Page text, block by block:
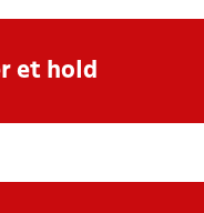
et hold